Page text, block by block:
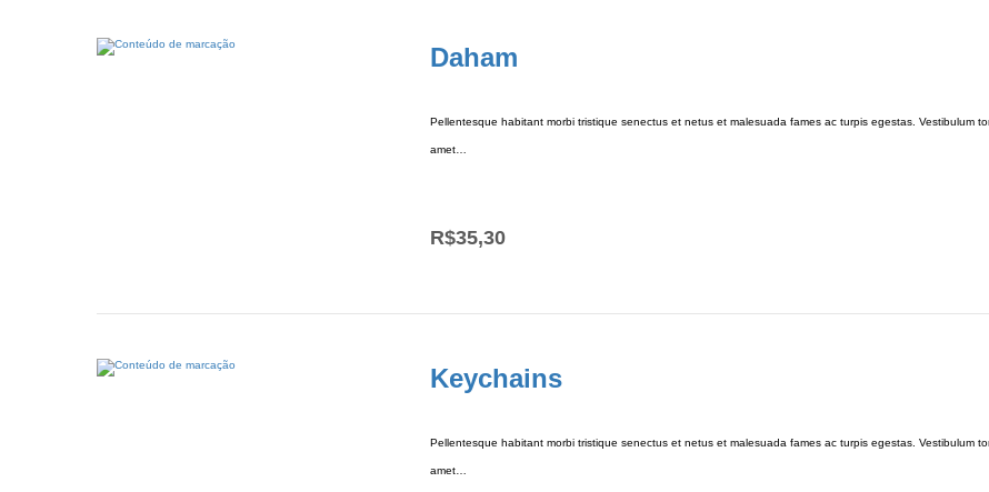
Daham
Pellentesque habitant morbi tristique senectus et netus et malesuada fames ac turpis egestas. Vestibulum
amet…
R$35,30
Keychains
Pellentesque habitant morbi tristique senectus et netus et malesuada fames ac turpis egestas. Vestibulum
amet…